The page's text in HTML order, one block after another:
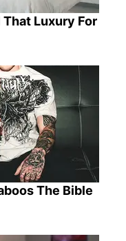
Luxury For
The Bible